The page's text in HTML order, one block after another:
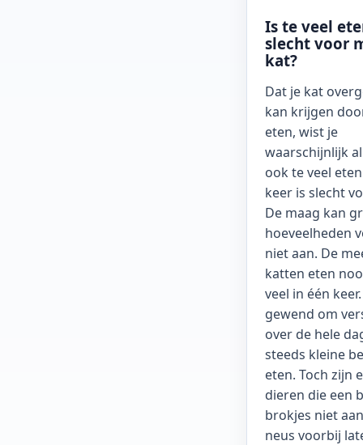
Is te veel
slecht voor
kat?
Dat je kat
kan krijgen
eten, wist je
waarschijnlijk
ook te veel
keer is slecht
De maag kan
hoeveelheden
niet aan. De
katten eten
veel in één
gewend om
over de hele
steeds kleine
eten. Toch zijn
dieren die een
brokjes niet
neus voorbij